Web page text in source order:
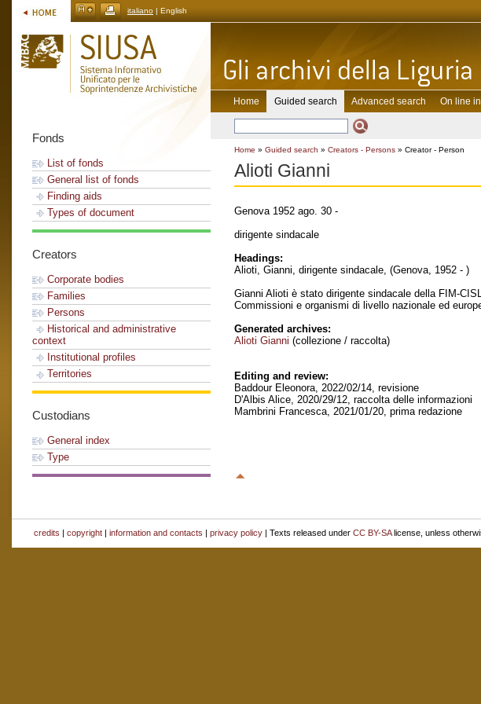
italiano | English
Fonds
List of fonds
General list of fonds
Finding aids
Types of document
Creators
Corporate bodies
Families
Persons
Historical and administrative
context
Institutional profiles
Territories
Custodians
General index
Type
Home Guided search Advanced search On line
Home » Guided search » Creators - Persons » Creator - Person
Alioti Gianni
Genova 1952 ago. 30 -
dirigente sindacale
Headings:
Alioti, Gianni, dirigente sindacale, (Genova, 1952 - )
Gianni Alioti è stato dirigente sindacale della FIM-
Commissioni e organismi di livello nazionale ed
Generated archives:
Alioti Gianni (collezione / raccolta)
Editing and review:
Baddour Eleonora, 2022/02/14, revisione
D'Albis Alice, 2020/29/12, raccolta delle informazioni
Mambrini Francesca, 2021/01/20, prima redazione
credits | copyright | information and contacts | privacy policy | Texts released under CC BY-SAlicense, unless